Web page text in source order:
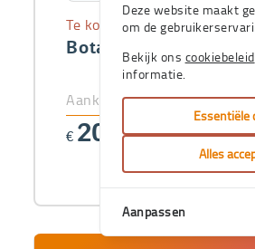
Bota hielbeschermer
Te koop
Aankoopprijs
€ 20 ,25
Deze website maakt
om de
Bekijk ons cookiebeleid
informatie.
Essentiële
Alles
Aanpassen